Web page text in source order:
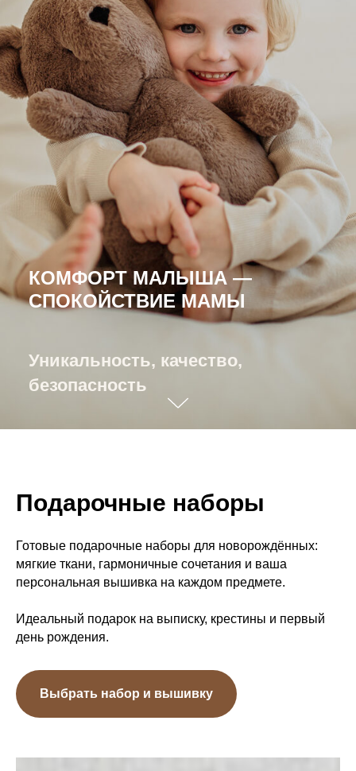
КОМФОРТ МАЛЫША —
СПОКОЙСТВИЕ МАМЫ
Уникальность, качество,
безопасность
Подарочные наборы
Готовые подарочные наборы для новорождённых:
мягкие ткани, гармоничные сочетания и ваша
персональная вышивка на каждом предмете.
Идеальный подарок на выписку, крестины и первый
день рождения.
Выбрать набор и вышивку